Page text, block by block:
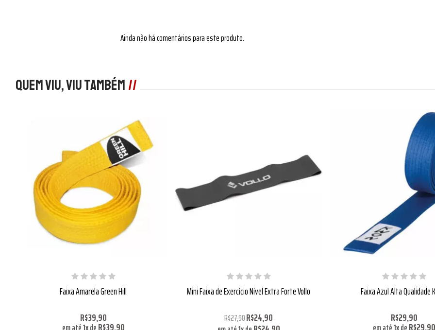
Ainda não há comentários para este produto.
Quem viu, viu também
Faixa Amarela Green Hill
R$39,90
Mini Faixa de Exercício Nível Extra Forte Vollo
R$27,90R$24,90
Faixa Azul Alta Qualidade
R$29,90